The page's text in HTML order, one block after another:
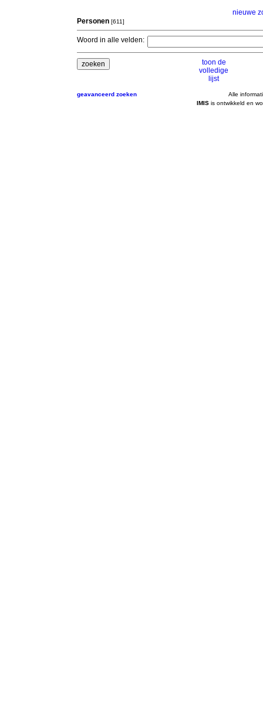
nieuwe
Personen [611]
Woord in alle velden:
toon de
volledige
lijst
geavanceerd zoeken
Alle
IMIS is ontwikkeld en